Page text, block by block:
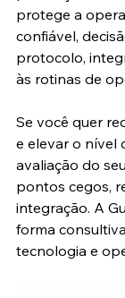
protege a
confiável,
protocolo,
às rotinas de
Se você quer
e elevar o nível
avaliação do
pontos cegos,
integração. A
forma
tecnologia e